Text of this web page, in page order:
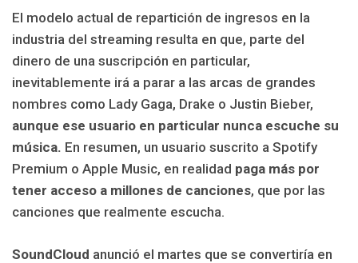
El modelo actual de repartición de ingresos en la
industria del streaming resulta en que, parte del
dinero de una suscripción en particular,
inevitablemente irá a parar a las arcas de grandes
nombres como Lady Gaga, Drake o Justin Bieber,
aunque ese usuario en particular nunca escuche su
música. En resumen, un usuario suscrito a Spotify
Premium o Apple Music, en realidad paga más por
tener acceso a millones de canciones, que por las
canciones que realmente escucha.
SoundCloud anunció el martes que se convertiría en